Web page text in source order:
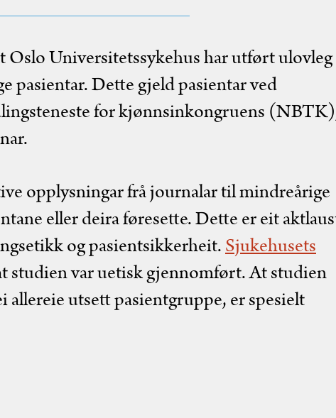
Oslo Universitetssykehus har utført ulovleg
pasientar. Dette gjeld pasientar ved
for kjønnsinkongruens
opplysningar frå journalar til mindreårige
eller deira føresette. Dette er eit
og pasientsikkerheit.Sjukehusets
studien var uetisk gjennomført. At studien
utsett pasientgruppe, er spesielt